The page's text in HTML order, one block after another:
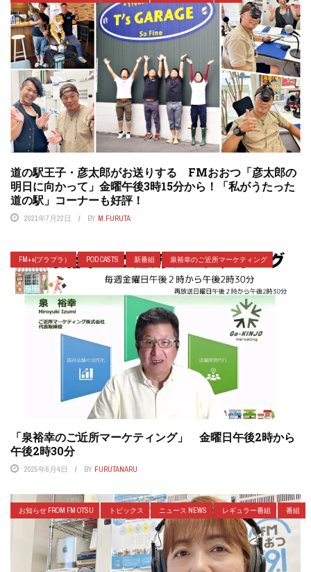
道の駅王子・彦太郎がお送りする FMおおつ「彦太郎の
明日に向かって」金曜午後3時15分から！「私がうたった
道の駅」コーナーも好評！
2021年7月22日 BY M.FURUTA
FM++(プラプラ） POD CASTS 新番組 泉裕幸のご近所マーケティング
「泉裕幸のご近所マーケティング」 金曜日午後2時から
午後2時30分
2025年6月4日 BY FURUTANARU
お知らせ FROM FM OTSU トピックス ニュース NEWS レギュラー番組 番組